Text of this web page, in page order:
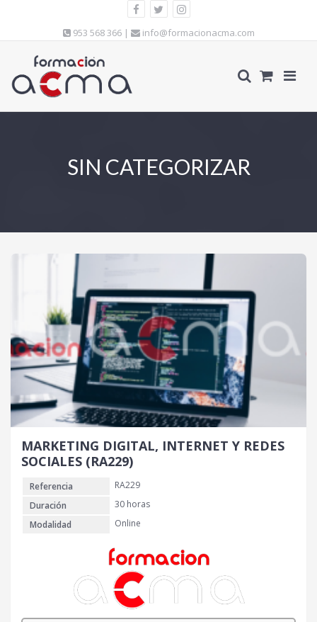
953 568 366 | info@formacionacma.com
SIN CATEGORIZAR
MARKETING DIGITAL, INTERNET Y REDES
SOCIALES (RA229)
Referencia
RA229
Duración
30 horas
Modalidad
Online